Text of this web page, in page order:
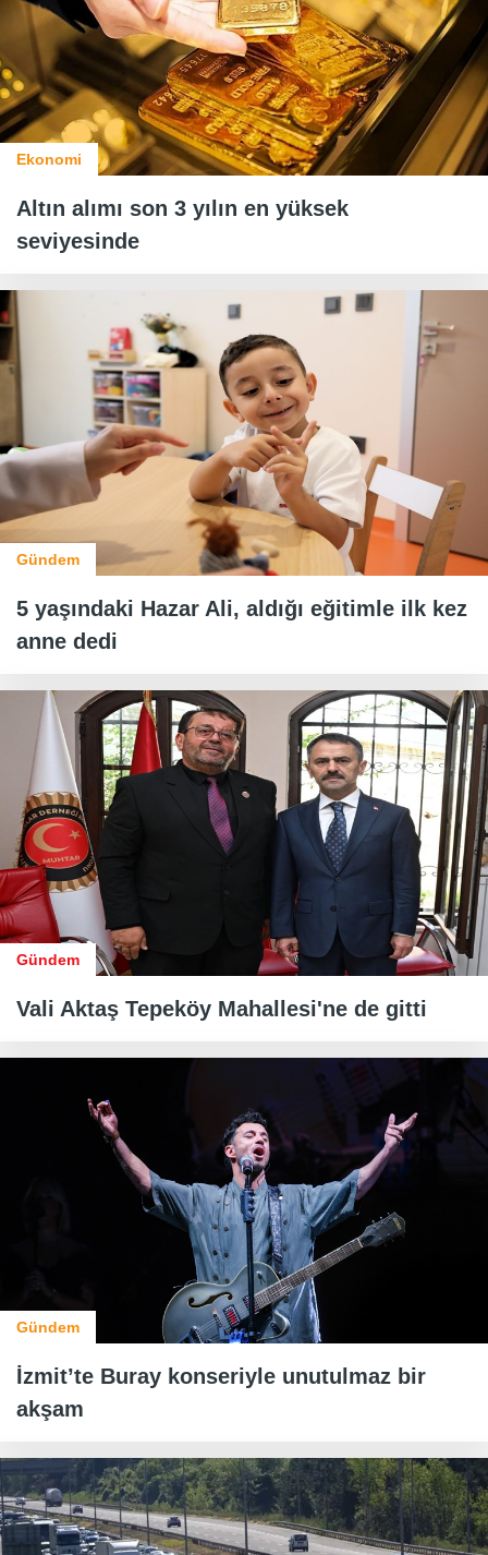
Ekonomi
Altın alımı son 3 yılın en yüksek
seviyesinde
Gündem
5 yaşındaki Hazar Ali, aldığı eğitimle ilk kez
anne dedi
Gündem
Vali Aktaş Tepeköy Mahallesi'ne de gitti
Gündem
İzmit’te Buray konseriyle unutulmaz bir
akşam